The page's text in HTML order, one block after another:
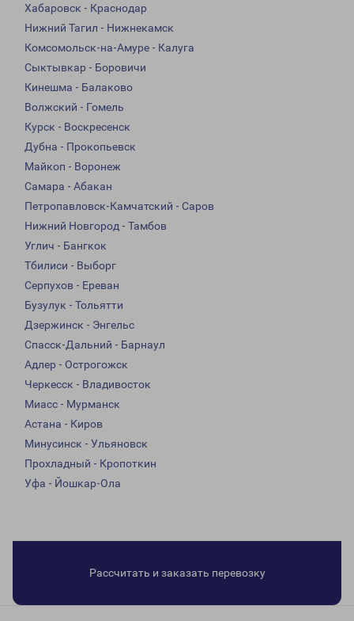
Хабаровск - Краснодар
Нижний Тагил - Нижнекамск
Комсомольск-на-Амуре - Калуга
Сыктывкар - Боровичи
Кинешма - Балаково
Волжский - Гомель
Курск - Воскресенск
Дубна - Прокопьевск
Майкоп - Воронеж
Самара - Абакан
Петропавловск-Камчатский - Саров
Нижний Новгород - Тамбов
Углич - Бангкок
Тбилиси - Выборг
Серпухов - Ереван
Бузулук - Тольятти
Дзержинск - Энгельс
Спасск-Дальний - Барнаул
Адлер - Острогожск
Черкесск - Владивосток
Миасс - Мурманск
Астана - Киров
Минусинск - Ульяновск
Прохладный - Кропоткин
Уфа - Йошкар-Ола
Рассчитать и заказать перевозку